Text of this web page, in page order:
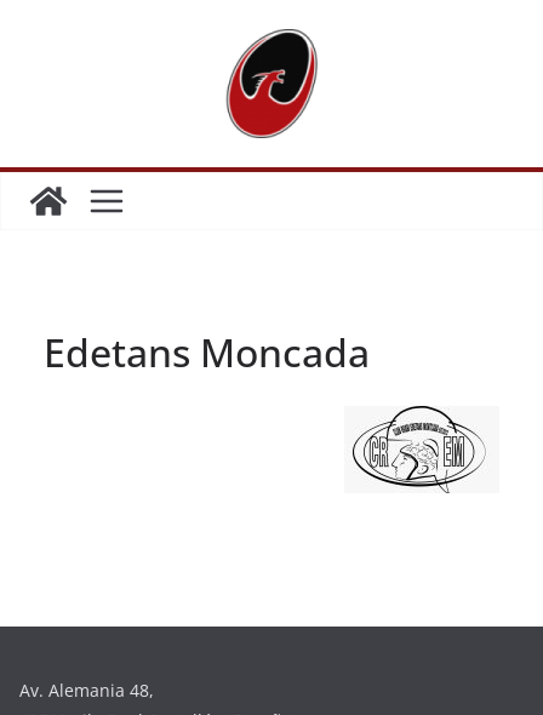
Edetans Moncada
Av. Alemania 48,